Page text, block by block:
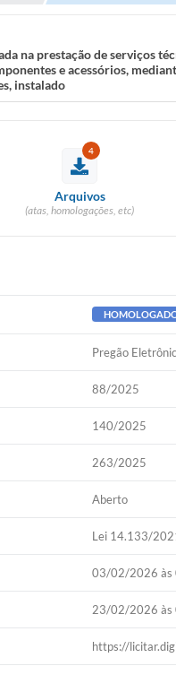
na prestação de serviços
e acessórios,
instalado
4
Arquivos
(atas, homologações, etc)
Pregão
88/2025
140/2025
263/2025
Aberto
Lei 14.133/
03/02/2026 às
23/02/2026 às
https://